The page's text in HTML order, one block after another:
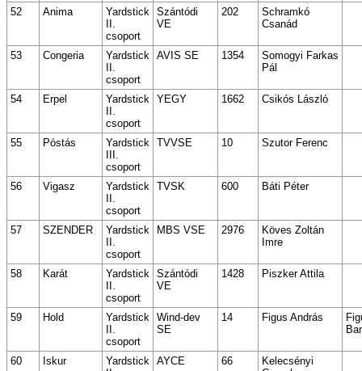
52 Anima
Yardstick
II.
csoport
Szántódi
VE
202
Schramkó
Csanád
53 Congeria
Yardstick
II.
csoport
AVIS SE 1354
Somogyi Farkas
Pál
54 Erpel
Yardstick
II.
csoport
YEGY 1662 Csikós László
55 Póstás
Yardstick
III.
csoport
TVVSE 10 Szutor Ferenc
56 Vigasz
Yardstick
II.
csoport
TVSK 600 Báti Péter
57 SZENDER
Yardstick
II.
csoport
MBS VSE 2976
Köves Zoltán
Imre
58 Karát
Yardstick
II.
csoport
Szántódi
VE
1428 Piszker Attila
59 Hold
Yardstick
II.
csoport
Wind-dev
SE
14 Figus András
60 Iskur
Yardstick AYCE 66
Kelecsényi